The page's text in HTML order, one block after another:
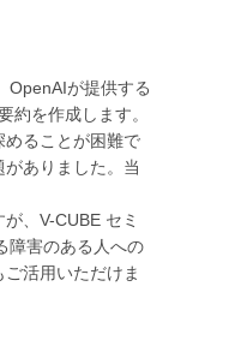
OpenAIが提供する
約を作成します。
めることが困難で
ありました。当
、V-CUBE セミ
障害のある人への
活用いただけま